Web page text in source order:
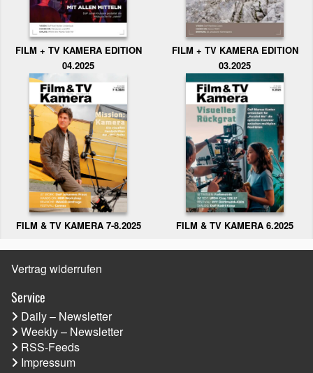
FILM + TV KAMERA EDITION
04.2025
FILM + TV KAMERA EDITION
03.2025
FILM & TV KAMERA 7-8.2025 FILM & TV KAMERA 6.2025
Vertrag widerrufen
Service
Daily – Newsletter
Weekly – Newsletter
RSS-Feeds
Impressum